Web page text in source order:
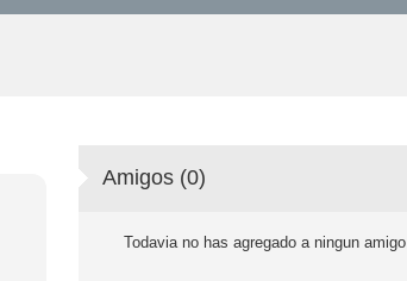
Amigos (0)
Todavia no has agregado a ningun amigo